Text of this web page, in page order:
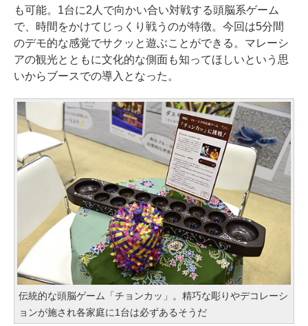
も可能。1台に2人で向かい合い対戦する頭脳系ゲーム
で、時間をかけてじっくり戦うのが特徴。今回は5分間
のデモ的な感覚でサクッと遊ぶことができる。マレーシ
アの観光とともに文化的な側面も知ってほしいという思
いからブースでの導入となった。
伝統的な頭脳ゲーム「チョンカッ」。精巧な彫りやデコレーシ
ョンが施され各家庭に1台は必ずあるそうだ